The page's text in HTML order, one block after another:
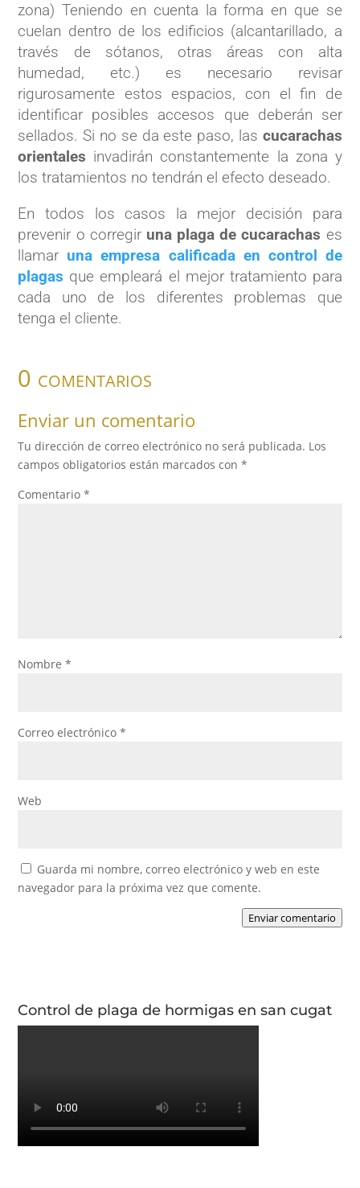
zona) Teniendo en cuenta la forma en que se
cuelan dentro de los edificios (alcantarillado, a
través de sótanos, otras áreas con alta
humedad, etc.) es necesario revisar
rigurosamente estos espacios, con el fin de
identificar posibles accesos que deberán ser
sellados. Si no se da este paso, las cucarachas
orientales invadirán constantemente la zona y
los tratamientos no tendrán el efecto deseado.
En todos los casos la mejor decisión para
prevenir o corregir una plaga de cucarachas es
llamar una empresa calificada en control de
plagas que empleará el mejor tratamiento para
cada uno de los diferentes problemas que
tenga el cliente.
0 comentarios
Enviar un comentario
Tu dirección de correo electrónico no será publicada. Los
campos obligatorios están marcados con*
Comentario*
Nombre*
Correo electrónico*
Web
Guarda mi nombre, correo electrónico y web en este
navegador para la próxima vez que comente.
Enviar comentario
Control de plaga de hormigas en san cugat